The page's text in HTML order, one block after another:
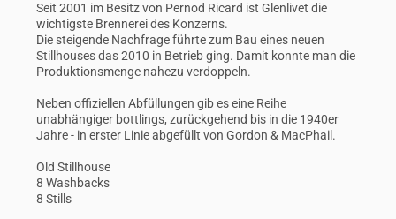
Seit 2001 im Besitz von Pernod Ricard ist Glenlivet die
wichtigste Brennerei des Konzerns.
Die steigende Nachfrage führte zum Bau eines neuen
Stillhouses das 2010 in Betrieb ging. Damit konnte man die
Produktionsmenge nahezu verdoppeln.
Neben offiziellen Abfüllungen gib es eine Reihe
unabhängiger bottlings, zurückgehend bis in die 1940er
Jahre - in erster Linie abgefüllt von Gordon & MacPhail.
Old Stillhouse
8 Washbacks
8 Stills